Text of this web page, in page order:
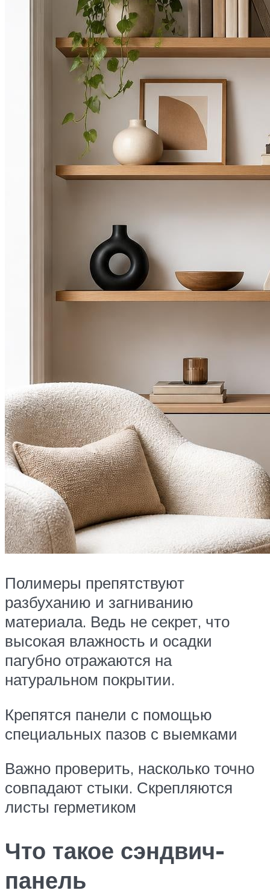
Полимеры препятствуют
разбуханию и загниванию
материала. Ведь не секрет, что
высокая влажность и осадки
пагубно отражаются на
натуральном покрытии.
Крепятся панели с помощью
специальных пазов с выемками
Важно проверить, насколько точно
совпадают стыки. Скрепляются
листы герметиком
Что такое сэндвич-
панель